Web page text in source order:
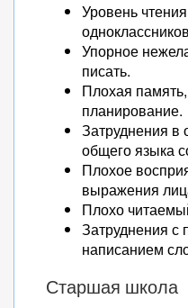
Уровень
Упорное
писать.
Плохая
планирование.
Затруднения
общего языка
Плохое
выражения
Плохо
Затруднения с
написанием
Старшая школа